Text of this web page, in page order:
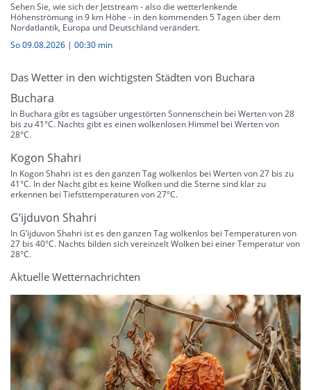
Sehen Sie, wie sich der Jetstream - also die wetterlenkende
Höhenströmung in 9 km Höhe - in den kommenden 5 Tagen über dem
Nordatlantik, Europa und Deutschland verändert.
So 09.08.2026 | 00:30 min
Das Wetter in den wichtigsten Städten von Buchara
Buchara
In Buchara gibt es tagsüber ungestörten Sonnenschein bei Werten von 28
bis zu 41°C. Nachts gibt es einen wolkenlosen Himmel bei Werten von
28°C.
Kogon Shahri
In Kogon Shahri ist es den ganzen Tag wolkenlos bei Werten von 27 bis zu
41°C. In der Nacht gibt es keine Wolken und die Sterne sind klar zu
erkennen bei Tiefsttemperaturen von 27°C.
G’ijduvon Shahri
In G’ijduvon Shahri ist es den ganzen Tag wolkenlos bei Temperaturen von
27 bis 40°C. Nachts bilden sich vereinzelt Wolken bei einer Temperatur von
28°C.
Aktuelle Wetternachrichten